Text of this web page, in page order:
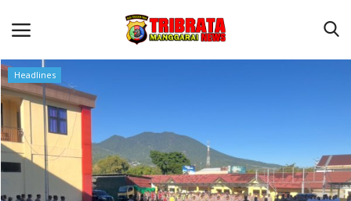
Beranda
Binkam
Kapolres Manggarai Imbau Masyarakat Waspada Cuaca
Headlines